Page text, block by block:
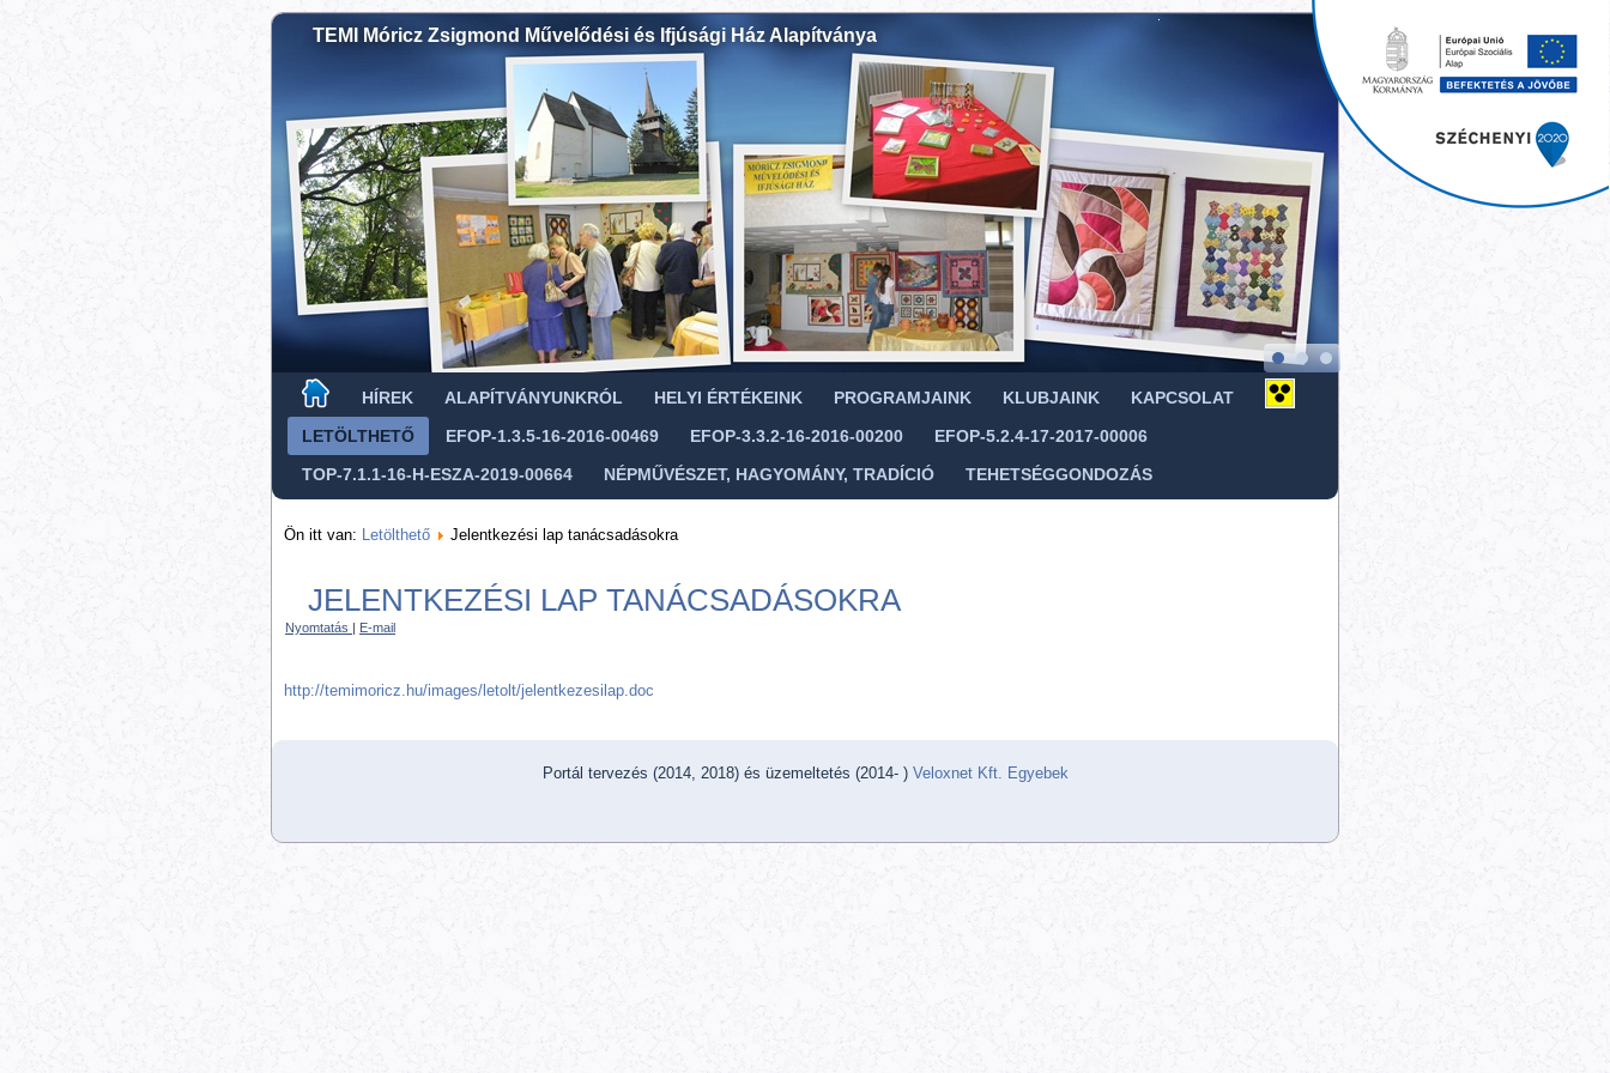
TEMI Móricz Zsigmond Művelődési és Ifjúsági Ház Alapítványa
HÍREK ALAPÍTVÁNYUNKRÓL HELYI ÉRTÉKEINK PROGRAMJAINK KLUBJAINK
KAPCSOLAT
LETÖLTHETŐ
EFOP-1.3.5-16-2016-00469 EFOP-3.3.2-16-2016-00200
EFOP-5.2.4-17-2017-00006
TOP-7.1.1-16-H-ESZA-2019-00664
NÉPMŰVÉSZET, HAGYOMÁNY, TRADÍCIÓ TEHETSÉGGONDOZÁS
Ön itt van: Letölthető Jelentkezési lap tanácsadásokra
JELENTKEZÉSI LAP TANÁCSADÁSOKRA
Nyomtatás | E-mail
http://temimoricz.hu/images/letolt/jelentkezesilap.doc
Portál tervezés (2014, 2018) és üzemeltetés (2014- ) Veloxnet Kft. Egyebek